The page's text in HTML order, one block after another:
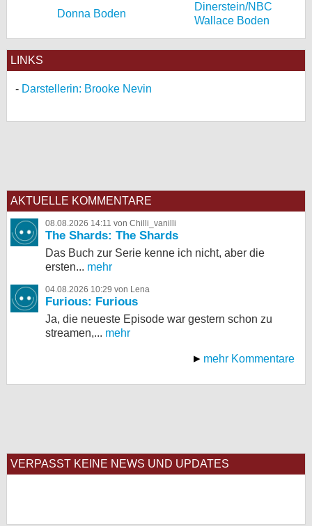
Donna Boden
Wallace Boden
LINKS
Darstellerin: Brooke Nevin
AKTUELLE KOMMENTARE
08.08.2026 14:11 von Chilli_vanilli
The Shards: The Shards
Das Buch zur Serie kenne ich nicht, aber die
ersten... mehr
04.08.2026 10:29 von Lena
Furious: Furious
Ja, die neueste Episode war gestern schon zu
streamen,... mehr
mehr Kommentare
VERPASST KEINE NEWS UND UPDATES